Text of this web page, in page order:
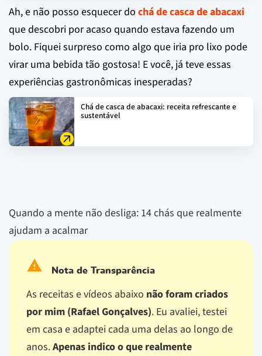
Ah, e não posso esquecer do chá de casca de abacaxi
que descobri por acaso quando estava fazendo um
bolo. Fiquei surpreso como algo que iria pro lixo pode
virar uma bebida tão gostosa! E você, já teve essas
experiências gastronômicas inesperadas?
Chá de casca de abacaxi: receita refrescante e
sustentável
Quando a mente não desliga: 14 chás que realmente
ajudam a acalmar
Nota de Transparência
As receitas e vídeos abaixo não foram criados
por mim (Rafael Gonçalves). Eu avaliei, testei
em casa e adaptei cada uma delas ao longo de
anos.Apenas indico o que realmente